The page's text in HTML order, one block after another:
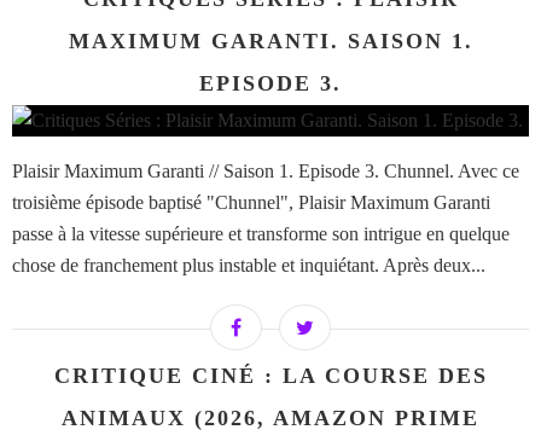
MAXIMUM GARANTI. SAISON 1.
EPISODE 3.
Plaisir Maximum Garanti // Saison 1. Episode 3. Chunnel. Avec ce
troisième épisode baptisé "Chunnel", Plaisir Maximum Garanti
passe à la vitesse supérieure et transforme son intrigue en quelque
chose de franchement plus instable et inquiétant. Après deux...
CRITIQUE CINÉ : LA COURSE DES
ANIMAUX (2026, AMAZON PRIME